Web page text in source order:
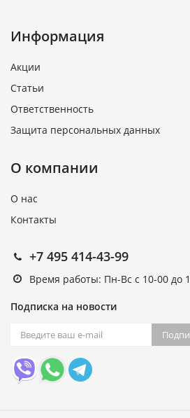
Информация
Акции
Статьи
Ответственность
Защита персональных данных
О компании
О нас
Контакты
+7 495 414-43-99
Время работы: Пн-Вс с 10-00 до
Подписка на новости